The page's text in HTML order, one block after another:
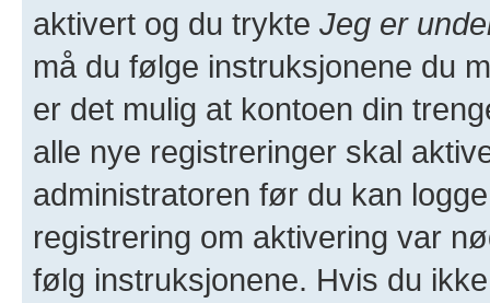
aktivert og du trykte Jeg er
må du følge instruksjonene du
er det mulig at kontoen din
alle nye registreringer skal
administratoren før du kan
registrering om aktivering var
følg instruksjonene. Hvis du